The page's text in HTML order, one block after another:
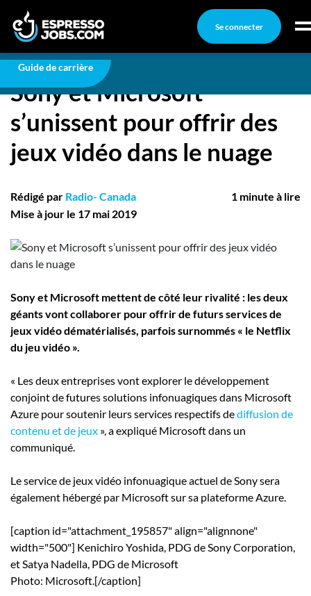
Se connecter
Connexion
Créez un compte
Emplois
Recherchez un emploi
Ma boîte à outils
Nos chroniques
Employeurs
Publiez une offre d'emploi
Guide de carrière
Jeux vidéo
Sony et Microsoft s’unissent pour offrir des
jeux vidéo dans le nuage
Sony et Microsoft
s’unissent pour offrir des
jeux vidéo dans le nuage
Rédigé par Radio- Canada
Mise à jour le 17 mai 2019
1 minute à lire
Sony et Microsoft mettent de côté leur rivalité : les deux
géants vont collaborer pour offrir de futurs services de
jeux vidéo dématérialisés, parfois surnommés « le Netflix
du jeu vidéo ».
« Les deux entreprises vont explorer le développement
conjoint de futures solutions infonuagiques dans Microsoft
Azure pour soutenir leurs services respectifs dediffusion de
contenu et de jeux », a expliqué Microsoft dans un
communiqué.
Le service de jeux vidéo infonuagique actuel de Sony sera
également hébergé par Microsoft sur sa plateforme Azure.
[caption id="attachment_195857" align="alignnone"
width="500"] Kenichiro Yoshida, PDG de Sony Corporation,
et Satya Nadella, PDG de Microsoft
Photo: Microsoft.[/caption]